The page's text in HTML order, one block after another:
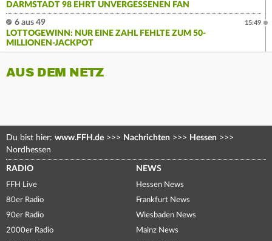
DARMSTADT 98 EHRT UNVERGESSENEN FAN
6 aus 49
LOTTOGEWINN: NUR EINE ZAHL FEHLTE ZUM 50-
MILLIONEN-JACKPOT
15:49
AUS DEM NETZ
Du bist hier: www.FFH.de >>> Nachrichten >>> Hessen >>>
Nordhessen
RADIO
FFH Live
80er Radio
90er Radio
2000er Radio
NEWS
Hessen News
Frankfurt News
Wiesbaden News
Mainz News